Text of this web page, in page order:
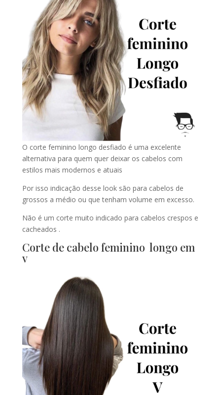
O corte feminino longo desfiado é uma excelente
alternativa para quem quer deixar os cabelos com
estilos mais modernos e atuais
Por isso indicação desse look são para cabelos de
grossos a médio ou que tenham volume em excesso.
Não é um corte muito indicado para cabelos crespos e
cacheados .
Corte de cabelo feminino longo em
v